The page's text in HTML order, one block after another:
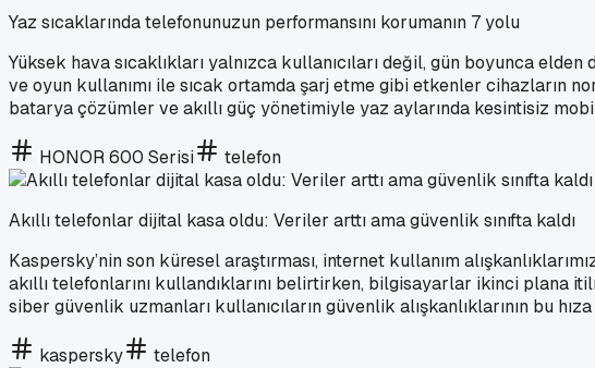
Yaz sıcaklarında telefonunuzun performansını korumanın 7 yolu
Yüksek hava sıcaklıkları yalnızca kullanıcıları değil, gün boyunca
ve oyun kullanımı ile sıcak ortamda şarj etme gibi etkenler cihazların
batarya çözümler ve akıllı güç yönetimiyle yaz aylarında kesintisiz
HONOR 600 Serisi telefon
Akıllı telefonlar dijital kasa oldu: Veriler arttı ama güvenlik sınıfta kaldı
Kaspersky’nin son küresel araştırması, internet kullanım
akıllı telefonlarını kullandıklarını belirtirken, bilgisayarlar ikinci
siber güvenlik uzmanları kullanıcıların güvenlik alışkanlıklarının bu
kaspersky telefon